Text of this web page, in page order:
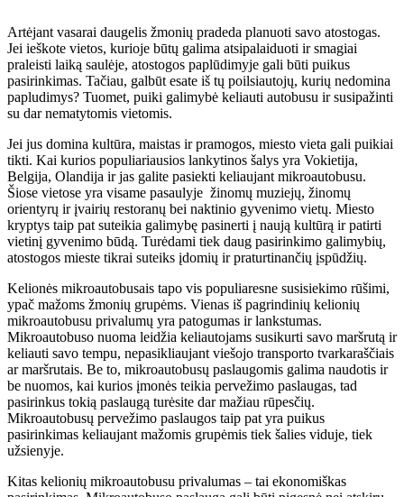
Artėjant vasarai daugelis žmonių pradeda planuoti savo atostogas.
Jei ieškote vietos, kurioje būtų galima atsipalaiduoti ir smagiai
praleisti laiką saulėje, atostogos paplūdimyje gali būti puikus
pasirinkimas. Tačiau, galbūt esate iš tų poilsiautojų, kurių nedomina
papludimys? Tuomet, puiki galimybė keliauti autobusu ir susipažinti
su dar nematytomis vietomis.
Jei jus domina kultūra, maistas ir pramogos, miesto vieta gali puikiai
tikti. Kai kurios populiariausios lankytinos šalys yra Vokietija,
Belgija, Olandija ir jas galite pasiekti keliaujant mikroautobusu.
Šiose vietose yra visame pasaulyje žinomų muziejų, žinomų
orientyrų ir įvairių restoranų bei naktinio gyvenimo vietų. Miesto
kryptys taip pat suteikia galimybę pasinerti į naują kultūrą ir patirti
vietinį gyvenimo būdą. Turėdami tiek daug pasirinkimo galimybių,
atostogos mieste tikrai suteiks įdomių ir praturtinančių įspūdžių.
Kelionės mikroautobusais tapo vis populiaresne susisiekimo rūšimi,
ypač mažoms žmonių grupėms. Vienas iš pagrindinių kelionių
mikroautobusu privalumų yra patogumas ir lankstumas.
Mikroautobuso nuoma leidžia keliautojams susikurti savo maršrutą ir
keliauti savo tempu, nepasikliaujant viešojo transporto tvarkaraščiais
ar maršrutais. Be to, mikroautobusų paslaugomis galima naudotis ir
be nuomos, kai kurios įmonės teikia pervežimo paslaugas, tad
pasirinkus tokią paslaugą turėsite dar mažiau rūpesčių.
Mikroautobusų pervežimo paslaugos taip pat yra puikus
pasirinkimas keliaujant mažomis grupėmis tiek šalies viduje, tiek
užsienyje.
Kitas kelionių mikroautobusu privalumas – tai ekonomiškas